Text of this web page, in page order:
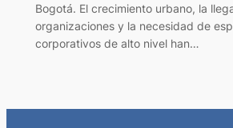
Bogotá. El crecimiento urbano, la
organizaciones y la necesidad de
corporativos de alto nivel han…